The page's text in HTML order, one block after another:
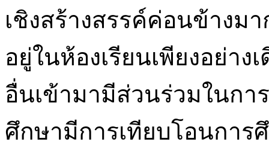
เชิงสร้างสรรค์ค่อนข้างม
อยู่ในห้องเรียนเพียงอย่าง
อื่นเข้ามามีส่วนร่วมในก
ศึกษามีการเทียบโอนกา